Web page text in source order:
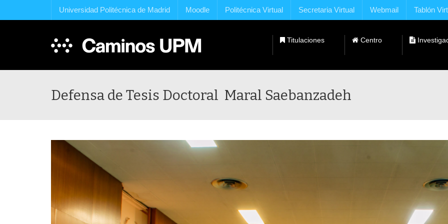
Universidad Politécnica de Madrid Moodle Politécnica Virtual Secretaria Virtual Webmail Tablón
Titulaciones Centro
Defensa de Tesis Doctoral Maral Saebanzadeh